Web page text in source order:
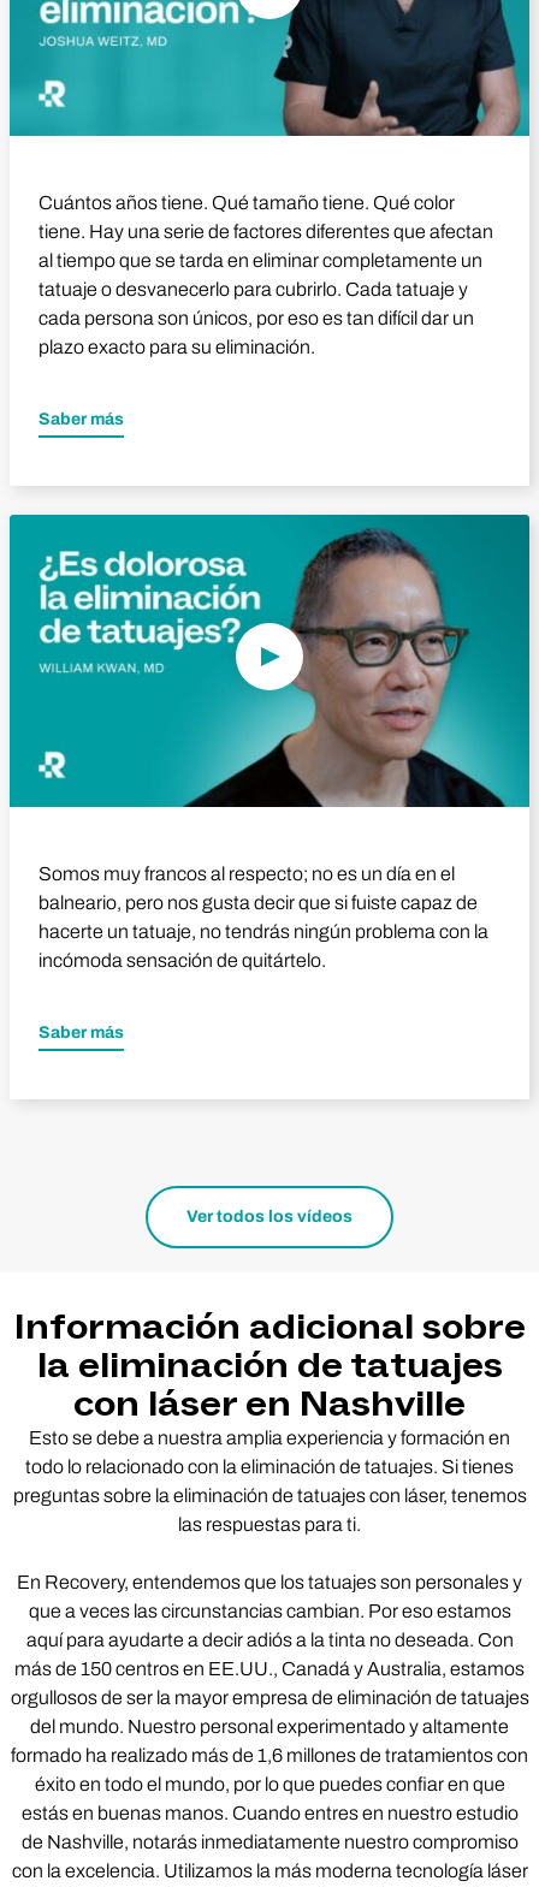
Cuántos años tiene. Qué tamaño tiene. Qué color
tiene. Hay una serie de factores diferentes que afectan
al tiempo que se tarda en eliminar completamente un
tatuaje o desvanecerlo para cubrirlo. Cada tatuaje y
cada persona son únicos, por eso es tan difícil dar un
plazo exacto para su eliminación.
Saber más
Reproducir vídeo
Somos muy francos al respecto; no es un día en el
balneario, pero nos gusta decir que si fuiste capaz de
hacerte un tatuaje, no tendrás ningún problema con la
incómoda sensación de quitártelo.
Saber más
Ver todos los vídeos
Información adicional sobre
la eliminación de tatuajes
con láser en Nashville
Esto se debe a nuestra amplia experiencia y formación en
todo lo relacionado con la eliminación de tatuajes. Si tienes
preguntas sobre la eliminación de tatuajes con láser, tenemos
las respuestas para ti.
En Recovery, entendemos que los tatuajes son personales y
que a veces las circunstancias cambian. Por eso estamos
aquí para ayudarte a decir adiós a la tinta no deseada. Con
más de 150 centros en EE.UU., Canadá y Australia, estamos
orgullosos de ser la mayor empresa de eliminación de tatuajes
del mundo. Nuestro personal experimentado y altamente
formado ha realizado más de 1,6 millones de tratamientos con
éxito en todo el mundo, por lo que puedes confiar en que
estás en buenas manos. Cuando entres en nuestro estudio
de Nashville, notarás inmediatamente nuestro compromiso
con la excelencia. Utilizamos la más moderna tecnología láser